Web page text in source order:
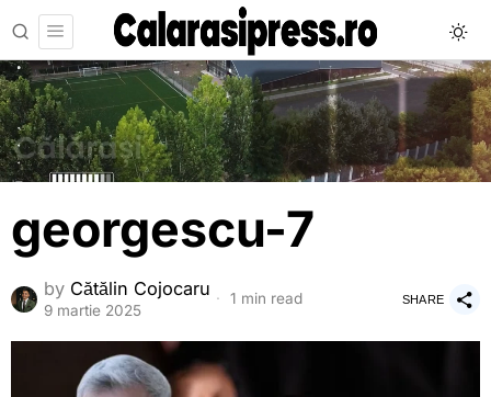
georgescu-7
by Cătălin Cojocaru
9 martie 2025
1 min read SHARE